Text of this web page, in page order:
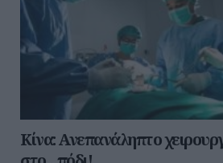
Κίνα: Ανεπανάληπτο